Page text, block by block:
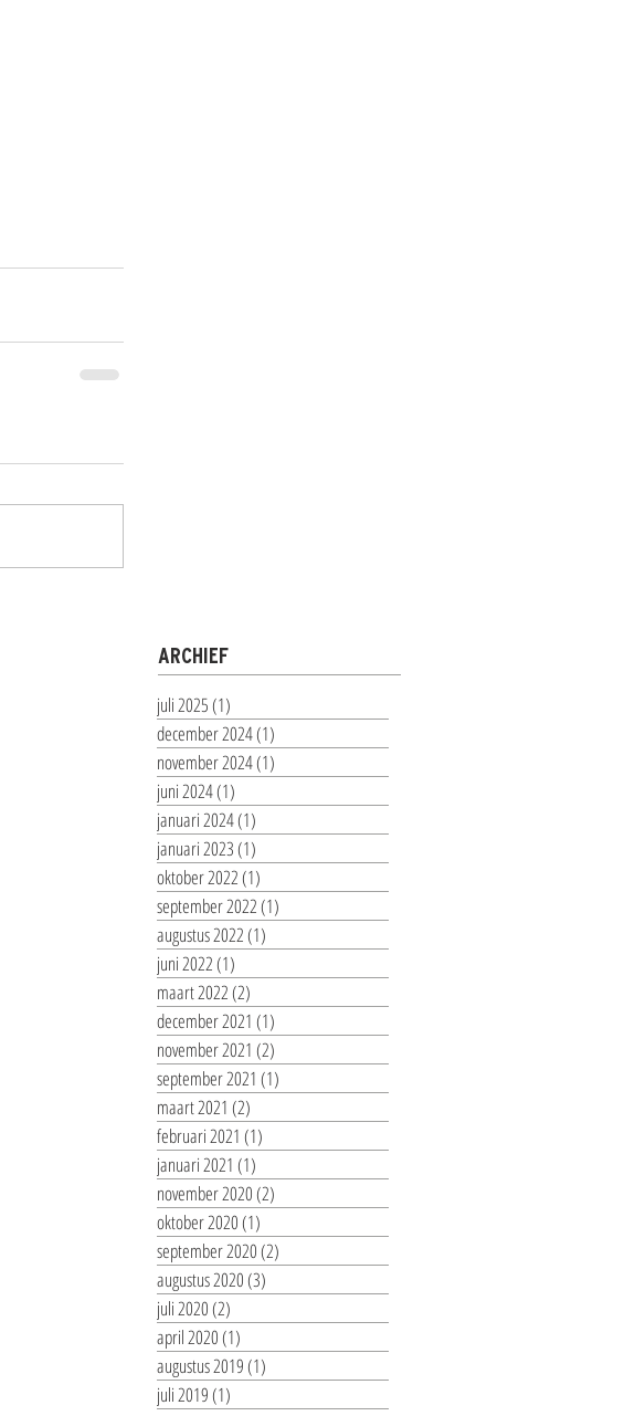
ARCHIEF
juli 2025(1)
december 2024(1)
november 2024(1)
juni 2024(1)
januari 2024(1)
januari 2023(1)
oktober 2022(1)
september 2022(1)
augustus 2022(1)
juni 2022(1)
maart 2022(2)
december 2021 (1)
november 2021 (2)
september 2021 (1)
maart 2021 (2)
februari 2021 (1)
januari 2021 (1)
november 2020(2)
oktober 2020(1)
september 2020(2)
augustus 2020(3)
juli 2020(2)
april 2020(1)
augustus 2019(1)
juli 2019(1)